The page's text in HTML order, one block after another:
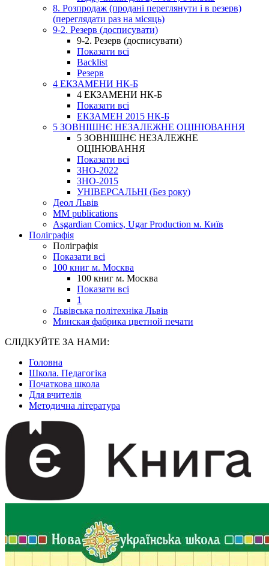
8. Розпродаж (продані переглянути і в резерв)
(переглядати раз на місяць)
9-2. Резерв (досписувати)
9-2. Резерв (досписувати)
Показати всі
Backlist
Резерв
4 ЕКЗАМЕНИ НК-Б
4 ЕКЗАМЕНИ НК-Б
Показати всі
ЕКЗАМЕН 2015 НК-Б
5 ЗОВНІШНЄ НЕЗАЛЕЖНЕ ОЦІНЮВАННЯ
5 ЗОВНІШНЄ НЕЗАЛЕЖНЕ
ОЦІНЮВАННЯ
Показати всі
ЗНО-2022
ЗНО-2015
УНІВЕРСАЛЬНІ (Без року)
Деол Львів
MM publications
Asgardian Comics, Ugar Production м. Київ
Поліграфія
Поліграфія
Показати всі
100 книг м. Москва
100 книг м. Москва
Показати всі
1
Львівська політехніка Львів
Минская фабрика цветной печати
СЛІДКУЙТЕ ЗА НАМИ:
Головна
Школа. Педагогіка
Початкова школа
Для вчителів
Методична література